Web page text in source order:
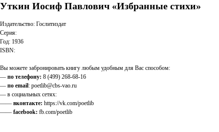
Уткин Иосиф Павлович «Избранные стихи»
Издательство: Гослитиздат
Серия:
Год: 1936
ISBN:
Вы можете забронировать книгу любым удобным для Вас способом:
— по телефону: 8 (499) 268-68-16
— по email: poetlib@cbs-vao.ru
— в социальных сетях:
—— вконтакте: https://vk.com/poetlib
—— facebook: fb.com/poetlib